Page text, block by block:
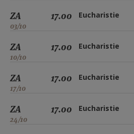
ZA
03/10
17.00 Eucharistie
ZA
10/10
17.00 Eucharistie
ZA
17/10
17.00 Eucharistie
ZA
24/10
17.00 Eucharistie